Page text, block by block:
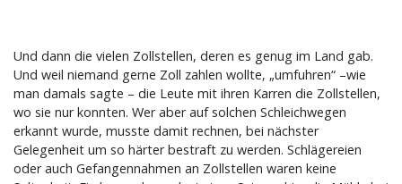
Und dann die vielen Zollstellen, deren es genug im Land gab.
Und weil niemand gerne Zoll zahlen wollte, „umfuhren“ –wie
man damals sagte – die Leute mit ihren Karren die Zollstellen,
wo sie nur konnten. Wer aber auf solchen Schleichwegen
erkannt wurde, musste damit rechnen, bei nächster
Gelegenheit um so härter bestraft zu werden. Schlägereien
oder auch Gefangennahmen an Zollstellen waren keine